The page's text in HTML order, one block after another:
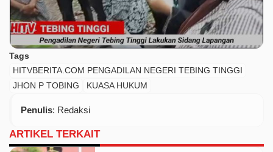
Tags
HITVBERITA.COM PENGADILAN NEGERI TEBING TINGGI
JHON P TOBING
KUASA HUKUM
Penulis: Redaksi
ARTIKEL TERKAIT